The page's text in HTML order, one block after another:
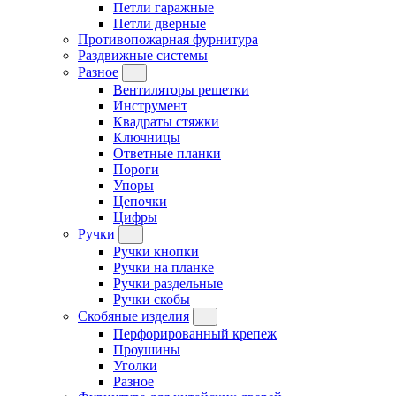
Петли гаражные
Петли дверные
Противопожарная фурнитура
Раздвижные системы
Разное
Вентиляторы решетки
Инструмент
Квадраты стяжки
Ключницы
Ответные планки
Пороги
Упоры
Цепочки
Цифры
Ручки
Ручки кнопки
Ручки на планке
Ручки раздельные
Ручки скобы
Скобяные изделия
Перфорированный крепеж
Проушины
Уголки
Разное